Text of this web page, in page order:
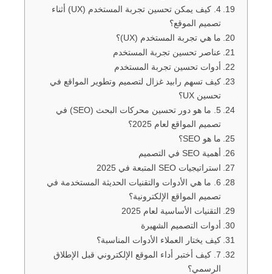
4. كيف يمكن تحسين تجربة المستخدم (UX) أثناء
تصميم الموقع؟
ما هي تجربة المستخدم (UX)؟
عناصر تحسين تجربة المستخدم
أدوات تحسين تجربة المستخدم
كيف تسهم رابيد غزال لتصميم وتطوير المواقع في
تحسين UX؟
5. ما هو دور تحسين محركات البحث (SEO) في
تصميم المواقع لعام 2025؟
ما هو SEO؟
أهمية SEO في التصميم
استراتيجيات SEO المتبعة في 2025
6. ما هي الأدوات والتقنيات الحديثة المستخدمة في
تصميم المواقع الإلكترونية؟
التقنيات الأساسية لعام 2025
أدوات التصميم الشهيرة
كيف يختار العملاء الأدوات المناسبة؟
7. كيف أختبر أداء الموقع الإلكتروني قبل الإطلاق
الرسمي؟